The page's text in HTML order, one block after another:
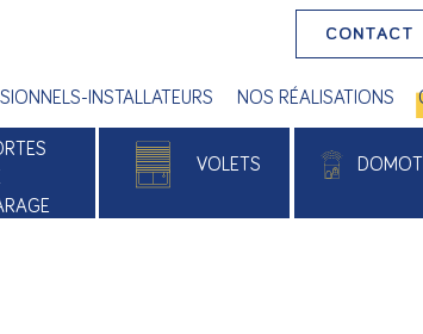
CONTACT
INSTALLATEURS NOS RÉALISATIONS
VOLETS